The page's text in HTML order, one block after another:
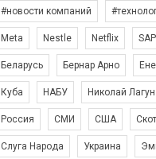
#новости компаний
Meta Nestle Netflix SAP
Беларусь Бернар Арно
Куба НАБУ Николай Лагун
Россия СМИ США
Слуга Народа Украина